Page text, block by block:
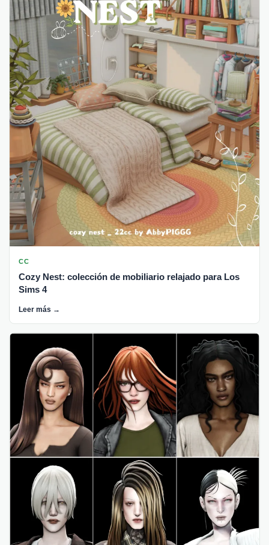
CC
Cozy Nest: colección de mobiliario relajado para Los
Sims 4
Leer más →